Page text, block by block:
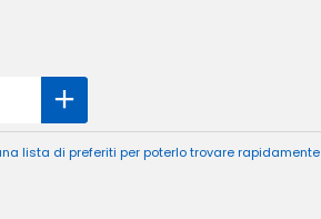
lista di preferiti per poterlo trovare rapidamente